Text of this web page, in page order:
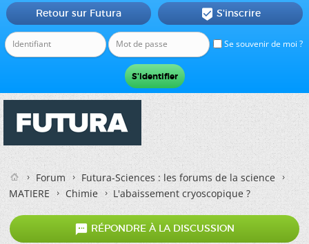
Se souvenir de moi ?
Retour sur Futura  S'inscrire
Forum
Futura-Sciences : les forums de la science
MATIERE
Chimie L'abaissement cryoscopique ?
 RÉPONDRE À LA DISCUSSION